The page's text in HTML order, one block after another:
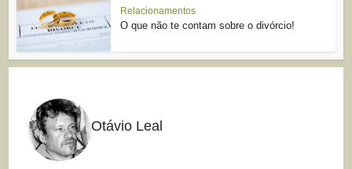
Relacionamentos
O que não te contam sobre o divórcio!
Otávio Leal